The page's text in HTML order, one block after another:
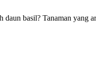
daun basil? Tanaman